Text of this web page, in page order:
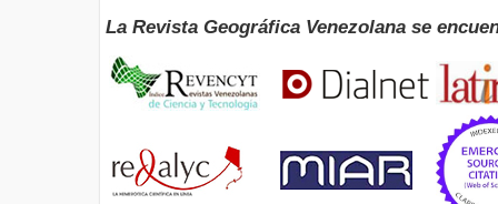
La Revista Geográfica Venezolana se